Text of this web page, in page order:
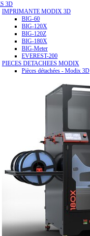
3D
IMPRIMANTE MODIX 3D
BIG-60
BIG-120X
BIG-120Z
BIG-180X
BIG-Meter
EVEREST-200
PIECES DETACHEES MODIX
Pièces détachées - Modix 3D